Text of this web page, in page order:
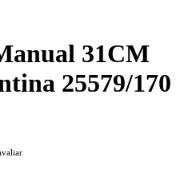
31CM
25579/170